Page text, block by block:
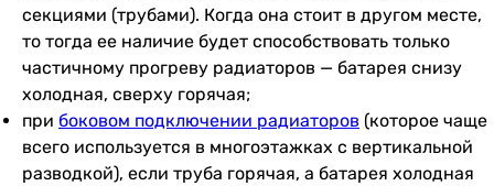
секциями (трубами). Когда она стоит в другом месте,
то тогда ее наличие будет способствовать только
частичному прогреву радиаторов — батарея снизу
холодная, сверху горячая;
при боковом подключении радиаторов (которое чаще
всего используется в многоэтажках с вертикальной
разводкой), если труба горячая, а батарея холодная